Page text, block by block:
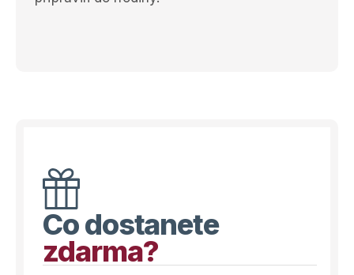
Co dostanete
zdarma?